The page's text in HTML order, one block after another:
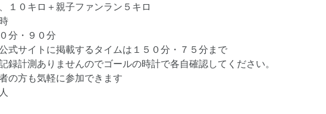
０キロ＋親子ファンラン５キロ
分・９０分
トに掲載するタイムは１５０分・７５分まで
計測ありませんのでゴールの時計で各自確認してください。
気軽に参加できます